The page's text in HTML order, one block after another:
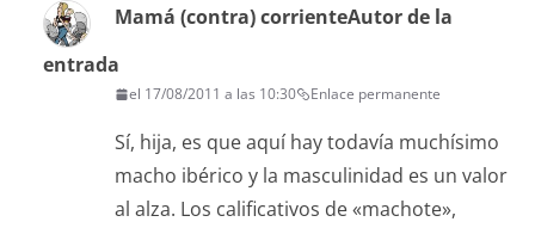
Mamá (contra) corrienteAutor de la
entrada
el 17/08/2011 a las 10:30 Enlace permanente
Sí, hija, es que aquí hay todavía muchísimo
macho ibérico y la masculinidad es un valor
al alza. Los calificativos de «machote»,